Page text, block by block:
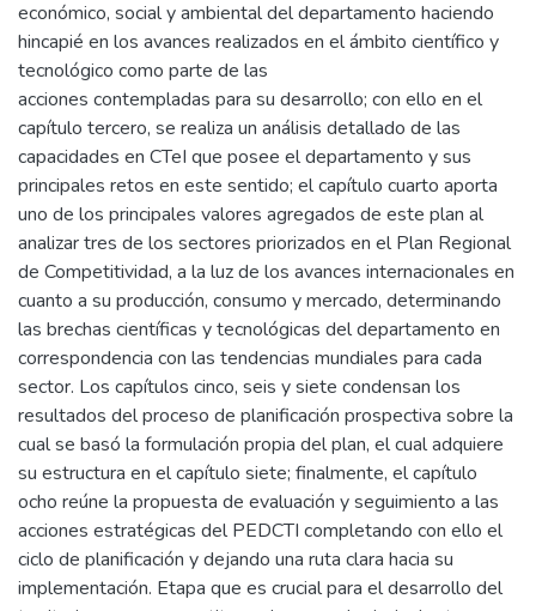
económico, social y ambiental del departamento haciendo
hincapié en los avances realizados en el ámbito científico y
tecnológico como parte de las
acciones contempladas para su desarrollo; con ello en el
capítulo tercero, se realiza un análisis detallado de las
capacidades en CTeI que posee el departamento y sus
principales retos en este sentido; el capítulo cuarto aporta
uno de los principales valores agregados de este plan al
analizar tres de los sectores priorizados en el Plan Regional
de Competitividad, a la luz de los avances internacionales en
cuanto a su producción, consumo y mercado, determinando
las brechas científicas y tecnológicas del departamento en
correspondencia con las tendencias mundiales para cada
sector. Los capítulos cinco, seis y siete condensan los
resultados del proceso de planificación prospectiva sobre la
cual se basó la formulación propia del plan, el cual adquiere
su estructura en el capítulo siete; finalmente, el capítulo
ocho reúne la propuesta de evaluación y seguimiento a las
acciones estratégicas del PEDCTI completando con ello el
ciclo de planificación y dejando una ruta clara hacia su
implementación. Etapa que es crucial para el desarrollo del